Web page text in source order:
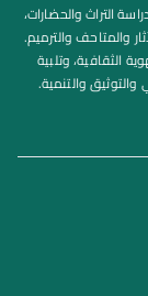
التراث والحضارات،
والمتاحف والترميم.
الثقافية، وتلبية
والتنمية.